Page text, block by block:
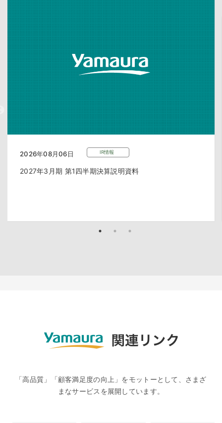
2026年08月06日 IR情報
2027年3月期 第1四半期決算説明資料
「高品質」「顧客満足度の向上」をモットーとして、さまざ
まなサービスを展開しています。